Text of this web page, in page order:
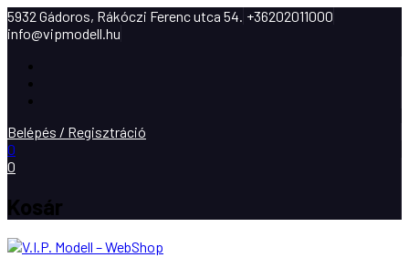
5932 Gádoros, Rákóczi Ferenc utca 54. +36202011000
info@vipmodell.hu
Belépés / Regisztráció
0
0
Kosár